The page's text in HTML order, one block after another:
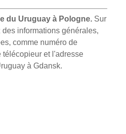
du Uruguay à Pologne. Sur
informations générales,
comme numéro de
télécopieur et l'adresse
à Gdansk.